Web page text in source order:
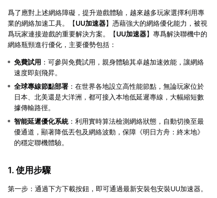
爲了應對上述網絡障礙，提升遊戲體驗，越來越多玩家選擇利用專
業的網絡加速工具。【UU加速器】憑藉強大的網絡優化能力，被視
爲玩家連接遊戲的重要解決方案。【UU加速器】專爲解決聯機中的
網絡瓶頸進行優化，主要優勢包括：
免費試用 ：可參與免費試用，親身體驗其卓越加速效能，讓網絡
速度即刻飛昇。
全球專線節點部署 ：在世界各地設立高性能節點，無論玩家位於
日本、北美還是大洋洲，都可接入本地低延遲專線，大幅縮短數
據傳輸路徑。
智能延遲優化系統：利用實時算法檢測網絡狀態，自動切換至最
優通道，顯著降低丟包及網絡波動，保障《明日方舟：終末地》
的穩定聯機體驗。
1. 使用步驟
第一步：通過下方下載按鈕，即可通過最新安裝包安裝UU加速器。